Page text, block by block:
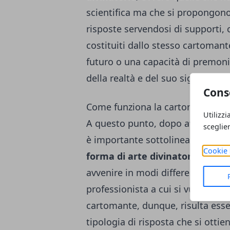
Cookie
scientifica ma che si
risposte servendosi di supporti,
costituiti dallo stesso
futuro o una capacità di
della realtà e del suo significato.
Come funziona la cartomanzia
A questo punto, dopo aver
è importante sottolineare anche
forma di arte divinatoria
: in
avvenire in modi differenti, a
professionista a cui si vuole
cartomante, dunque, risulta
tipologia di risposta che si